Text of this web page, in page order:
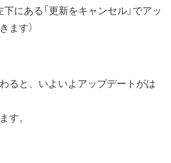
下にある「更新をキャンセル」でアッ
ます）
ると、いよいよアップデートがは
す。